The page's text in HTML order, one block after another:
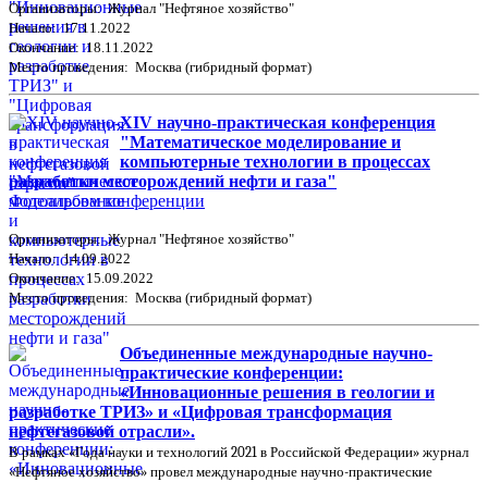
Организаторы: Журнал "Нефтяное хозяйство"
Начало: 17.11.2022
Окончание: 18.11.2022
Место проведения: Москва (гибридный формат)
XIV научно-практическая конференция
"Математическое моделирование и
компьютерные технологии в процессах
разработки месторождений нефти и газа"
Фотоальбом конференции
Организаторы: Журнал "Нефтяное хозяйство"
Начало: 14.09.2022
Окончание: 15.09.2022
Место проведения: Москва (гибридный формат)
Объединенные международные научно-
практические конференции:
«Инновационные решения в геологии и
разработке ТРИЗ» и «Цифровая трансформация
нефтегазовой отрасли».
В рамках «Года науки и технологий 2021 в Российской Федерации» журнал
«Нефтяное хозяйство» провел международные научно-практические